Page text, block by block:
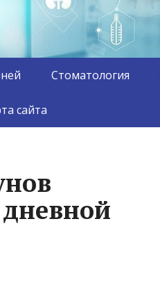
Стоматология
сайта
дневной